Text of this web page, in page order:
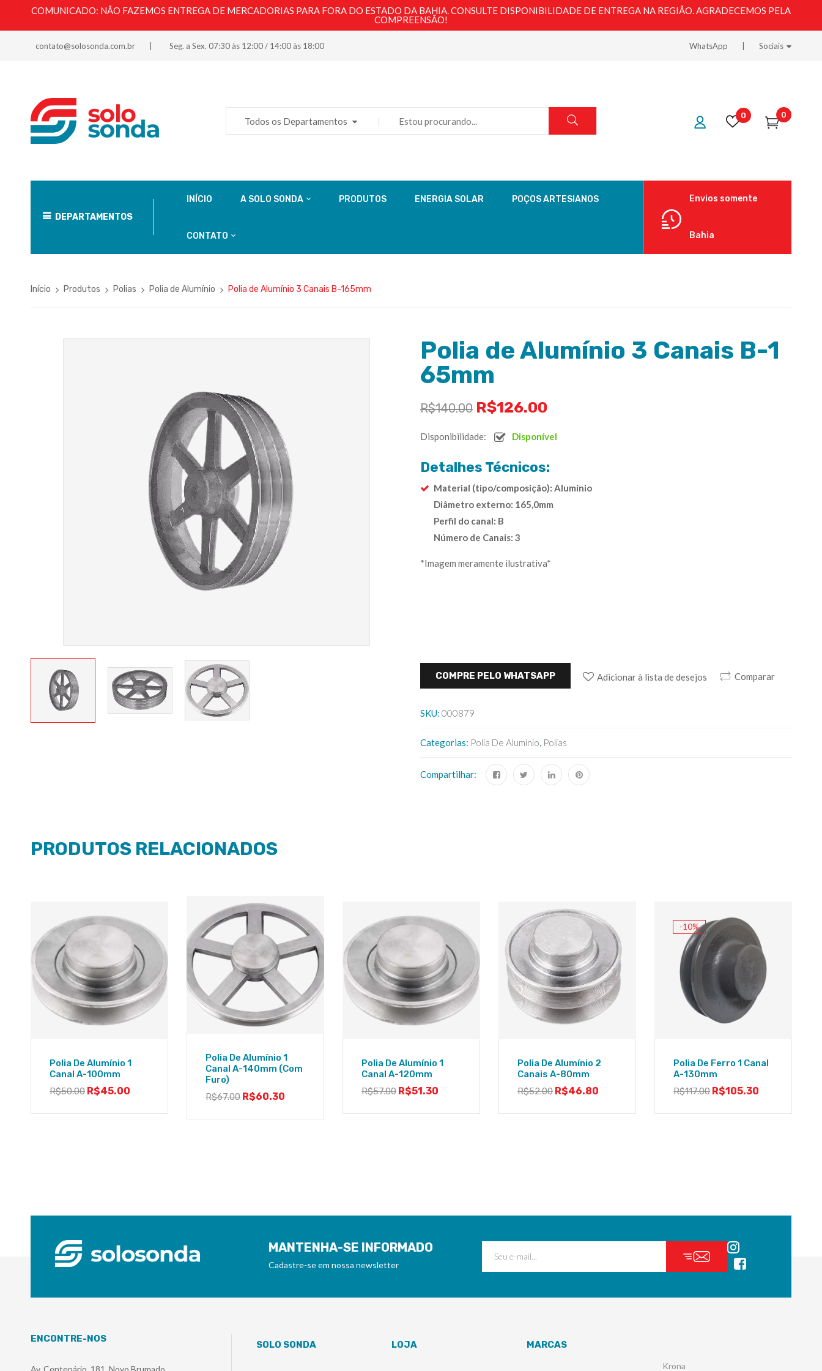
COMUNICADO: NÃO FAZEMOS ENTREGA DE MERCADORIAS PARA FORA DO ESTADO DA BAHIA. CONSULTE DISPONIBILIDADE DE ENTREGA NA REGIÃO. AGRADECEMOS PELA
COMPREENSÃO!
contato@solosonda.com.br Seg. a Sex. 07:30 às 12:00 / 14:00 às 18:00 WhatsApp Sociais
Todos os Departamentos
0 0
DEPARTAMENTOS
INÍCIO A SOLO SONDA PRODUTOS ENERGIA SOLAR POÇOS ARTESIANOS
CONTATO
Envios somente
Bahia
Início Produtos Polias Polia de Alumínio Polia de Alumínio 3 Canais B-165mm
Polia de Alumínio 3 Canais B-1
65mm
R$140.00 R$126.00
Disponibilidade: Disponível
Detalhes Técnicos:
Material (tipo/composição): Alumínio
Diâmetro externo: 165,0mm
Perfil do canal: B
Número de Canais: 3
*Imagem meramente ilustrativa*
COMPRE PELO WHATSAPP Adicionar à lista de desejos Comparar
SKU: 000879
Categorias: Polia De Alumínio, Polias
Compartilhar:
PRODUTOS RELACIONADOS
Polia De Alumínio 1
Canal A-100mm
R$50.00 R$45.00
Polia De Alumínio 1
Canal A-140mm (Com
Furo)
R$67.00 R$60.30
Polia De Alumínio 1
Canal A-120mm
R$57.00 R$51.30
Polia De Alumínio 2
Canais A-80mm
R$52.00 R$46.80
-10%
Polia De Ferro 1 Canal
A-130mm
R$117.00 R$105.30
MANTENHA-SE INFORMADO
Cadastre-se em nossa newsletter
ENCONTRE-NOS
Av. Centenário, 181, Novo Brumado
SOLO SONDA LOJA MARCAS
Krona